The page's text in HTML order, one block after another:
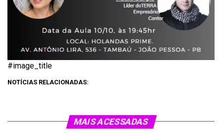
#image_title
NOTÍCIAS RELACIONADAS:
MAIS ACESSADAS